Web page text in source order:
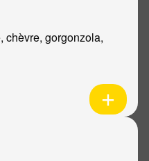
chèvre, gorgonzola,